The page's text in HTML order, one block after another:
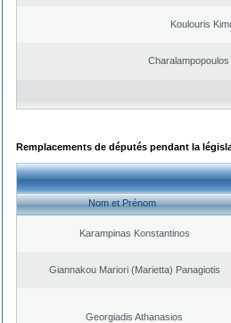
Koulouris
Remplacements de députés pendant la
Nom et Prénom
Karampinas Konstantinos
Giannakou Mariori (Marietta) Panagiotis
Georgiadis Athanasios